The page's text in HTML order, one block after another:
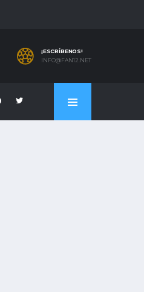
¡ESCRÍBENOS!
INFO@FAN12.NET